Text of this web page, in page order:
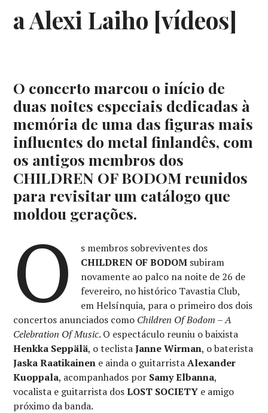
a Alexi Laiho [vídeos]
O concerto marcou o início de
duas noites especiais dedicadas à
memória de uma das figuras mais
influentes do metal finlandês, com
os antigos membros dos
CHILDREN OF BODOM reunidos
para revisitar um catálogo que
moldou gerações.
O
s membros sobreviventes dos
CHILDREN OF BODOMsubiram
novamente ao palco na noite de 26 de
fevereiro, no histórico Tavastia Club,
em Helsínquia, para o primeiro dos dois
concertos anunciados como Children Of Bodom – A
Celebration Of Music. O espectáculo reuniu o baixista
Henkka Seppälä, o teclistaJanne Wirman, o baterista
Jaska Raatikainen e ainda o guitarristaAlexander
Kuoppala, acompanhados por Samy Elbanna,
vocalista e guitarrista dosLOST SOCIETY e amigo
próximo da banda.